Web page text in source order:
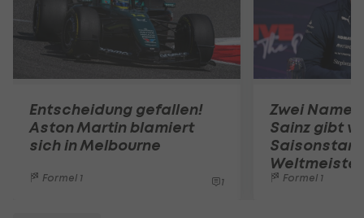
Entscheidung gefallen!
Aston Martin blamiert
sich in Melbourne
Formel 1 1
Zwei
Sainz gibt
Saisonstart
Formel 1